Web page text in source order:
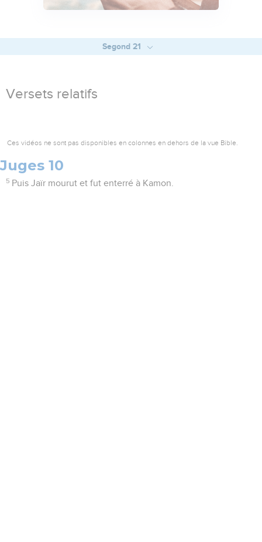
Segond 21
Versets relatifs
Ces vidéos ne sont pas disponibles en colonnes en dehors de la vue Bible.
Juges 10
5 Puis Jaïr mourut et fut enterré à Kamon.